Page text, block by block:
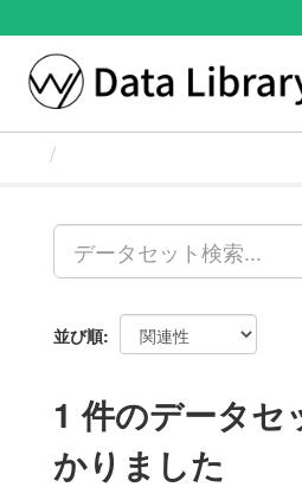
キ
て
並び順
1 件のデータセ
かりました